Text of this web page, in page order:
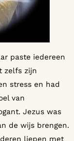
paste iedereen
zelfs zijn
stress en had
van
Jezus was
de wijs brengen.
liepen met